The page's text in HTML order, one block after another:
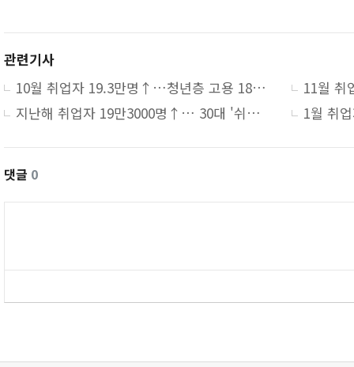
관련기사
10월 취업자 19.3만명↑…청년층 고용 18개월째 하락
지난해 취업자 19만3000명↑… 30대 '쉬었음' 역대 최대
댓글 0